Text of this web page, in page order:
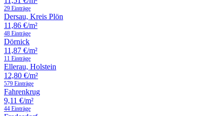
29 Einträge
Dersau, Kreis Plön
11,86 €/m²
48 Einträge
Dörnick
11,87 €/m²
11 Einträge
Ellerau, Holstein
12,80 €/m²
579 Einträge
Fahrenkrug
9,11 €/m²
44 Einträge